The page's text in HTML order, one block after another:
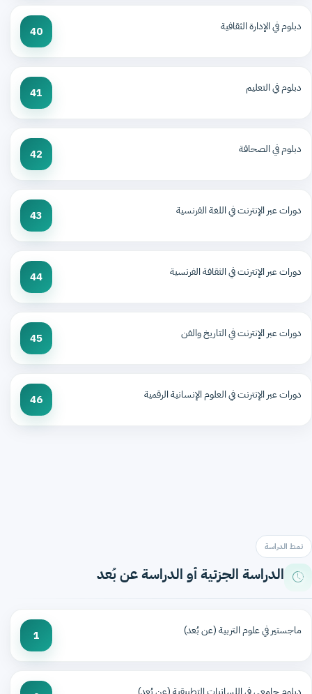
دبلوم في الإدارة الثقافية 40
دبلوم في التعليم 41
دبلوم في الصحافة 42
دورات عبر الإنترنت في اللغة الفرنسية 43
دورات عبر الإنترنت في الثقافة الفرنسية 44
دورات عبر الإنترنت في التاريخ والفن 45
دورات عبر الإنترنت في العلوم الإنسانية الرقمية 46
نمط الدراسة
الدراسة الجزئية أو الدراسة عن بُعد
ماجستير في علوم التربية (عن بُعد) 1